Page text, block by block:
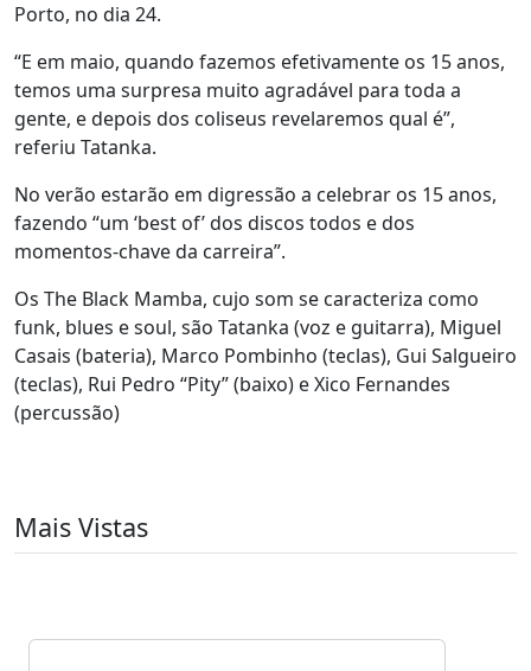
Porto, no dia 24.
“E em maio, quando fazemos efetivamente os 15 anos,
temos uma surpresa muito agradável para toda a
gente, e depois dos coliseus revelaremos qual é”,
referiu Tatanka.
No verão estarão em digressão a celebrar os 15 anos,
fazendo “um ‘best of’ dos discos todos e dos
momentos-chave da carreira”.
Os The Black Mamba, cujo som se caracteriza como
funk, blues e soul, são Tatanka (voz e guitarra), Miguel
Casais (bateria), Marco Pombinho (teclas), Gui Salgueiro
(teclas), Rui Pedro “Pity” (baixo) e Xico Fernandes
(percussão)
Mais Vistas